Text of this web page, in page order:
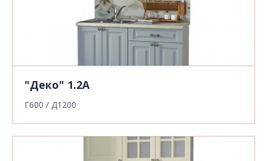
"Деко" 1.2А
Г600 / Д1200